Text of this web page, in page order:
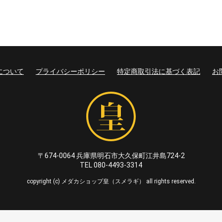
ついて プライバシーポリシー 特定商取引法に基づく表記 お
〒674-0064 兵庫県明石市大久保町江井島724-2
TEL 080-4493-3314
copyright (c) メダカショップ皇（スメラギ） all rights reserved.